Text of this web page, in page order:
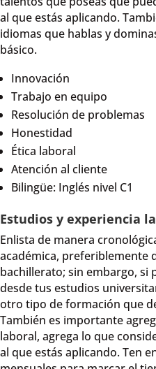
al que estás aplicando.
idiomas que hablas y
básico.
Innovación
Trabajo en equipo
Resolución de problemas
Honestidad
Ética laboral
Atención al cliente
Bilingüe: Inglés nivel C1
Estudios y experiencia
Enlista de manera
académica, preferiblemente
bachillerato; sin embargo, si
desde tus estudios
otro tipo de formación que
También es importante
laboral, agrega lo que
al que estás aplicando. Ten